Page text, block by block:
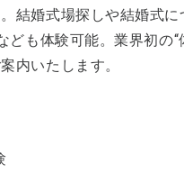
結婚式場探しや結婚式
も体験可能。業界初の
内いたします。